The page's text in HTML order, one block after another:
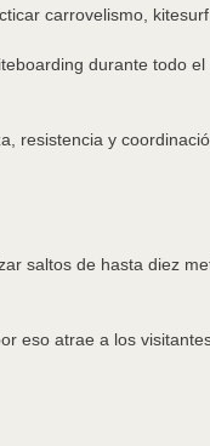
carrovelismo,
durante todo
resistencia y
saltos de hasta diez
eso atrae a los